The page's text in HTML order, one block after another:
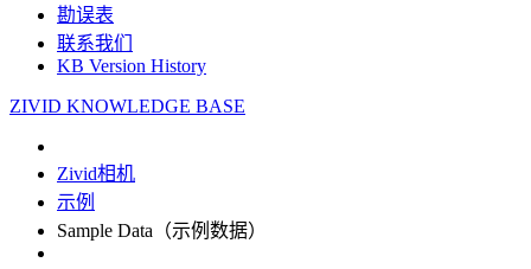
勘误表
联系我们
KB Version History
ZIVID KNOWLEDGE BASE
Zivid相机
示例
Sample Data（示例数据）